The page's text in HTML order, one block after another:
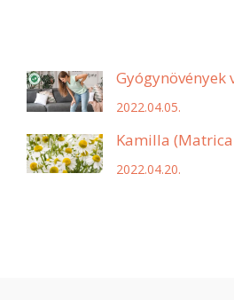
Gyógynövények
2022.04.05.
Kamilla
2022.04.20.